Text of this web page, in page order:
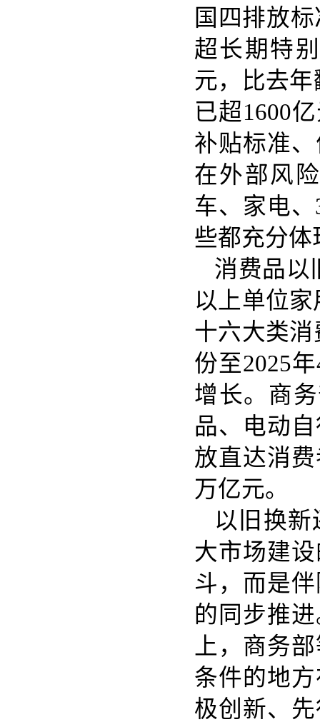
国四排放
超长期特
元，比去
已超1600
补贴标准
在外部风
车、家电
些都充分
消费品以
以上单位
十六大类
份至2025
增长。商
品、电动
放直达消
万亿元。
以旧换
大市场建
斗，而是
的同步推
上，商务
条件的地
极创新、